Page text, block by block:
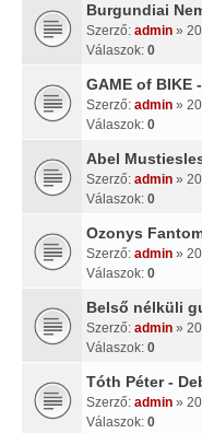
Burgundiai
Szerző: admin »
Válaszok: 0
GAME of BIKE
Szerző: admin »
Válaszok: 0
Abel
Szerző: admin »
Válaszok: 0
Ozonys
Szerző: admin »
Válaszok: 0
Belső nélküli
Szerző: admin »
Válaszok: 0
Tóth Péter -
Szerző: admin »
Válaszok: 0